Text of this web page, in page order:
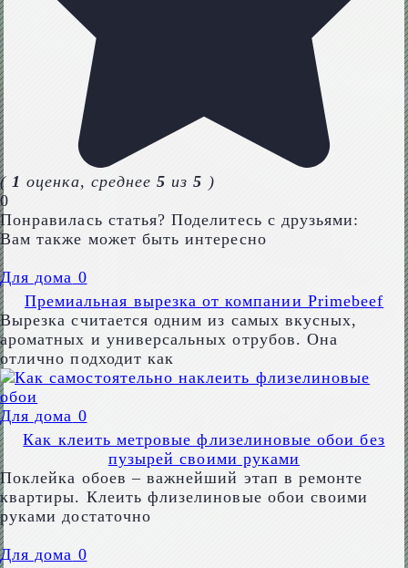
(1 оценка, среднее5 из5 )
0
Понравилась статья? Поделитесь с друзьями:
Вам также может быть интересно
Для дома 0
Премиальная вырезка от компании Primebeef
Вырезка считается одним из самых вкусных,
ароматных и универсальных отрубов. Она
отлично подходит как
Для дома 0
Как клеить метровые флизелиновые обои без
пузырей своими руками
Поклейка обоев – важнейший этап в ремонте
квартиры. Клеить флизелиновые обои своими
руками достаточно
Для дома 0